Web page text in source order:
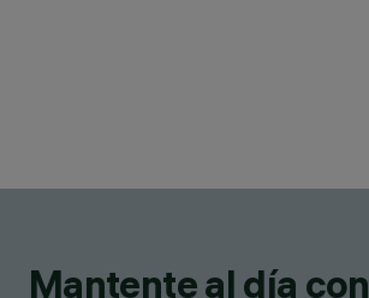
Mantente al día con